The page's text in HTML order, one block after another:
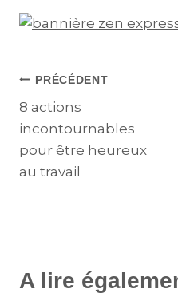
PRÉCÉDENT
8 actions
incontournables
pour être heureux
au travail
A lire